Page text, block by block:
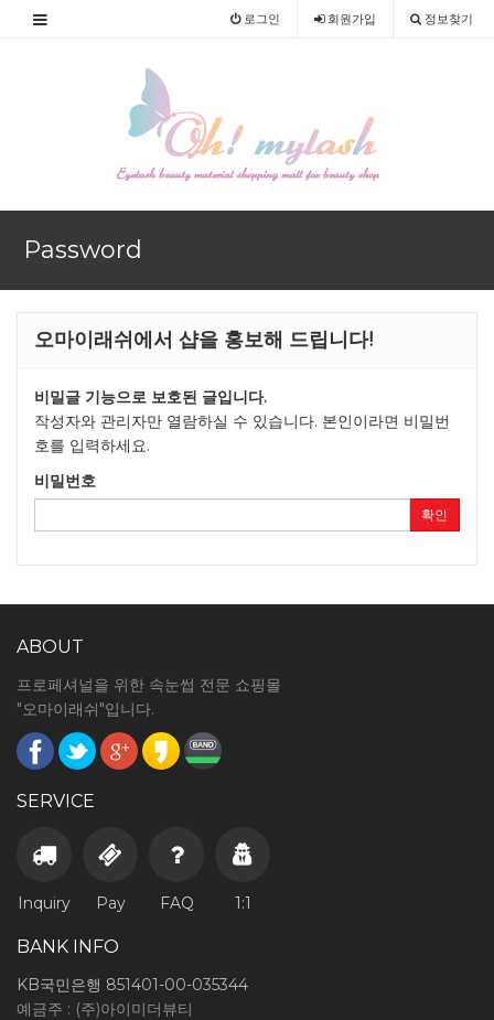
로그인 회원가입 정보찾기
Password
오마이래쉬에서 샵을 홍보해 드립니다!
비밀글 기능으로 보호된 글입니다.
작성자와 관리자만 열람하실 수 있습니다. 본인이라면 비밀번
호를 입력하세요.
비밀번호
확인
ABOUT
프로페셔널을 위한 속눈썹 전문 쇼핑몰
"오마이래쉬"입니다.
SERVICE
Inquiry Pay FAQ 1:1
BANK INFO
KB국민은행 851401-00-035344
예금주 : (주)아이미더뷰티